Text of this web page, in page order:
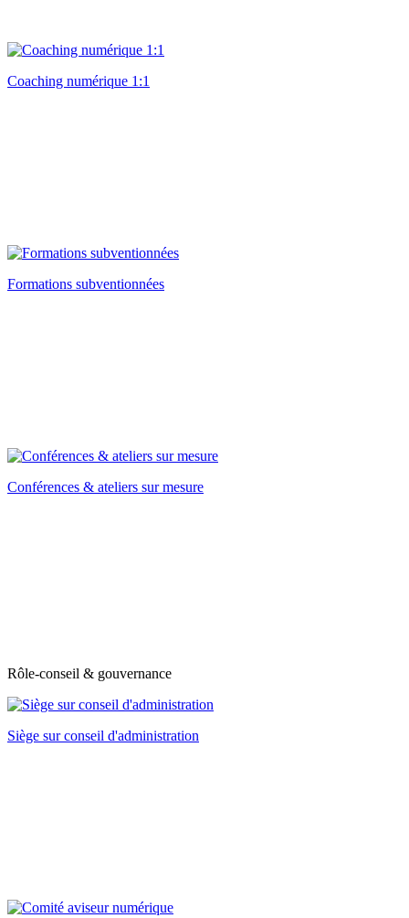
Coaching numérique 1:1
Formations subventionnées
Conférences & ateliers sur mesure
Rôle-conseil & gouvernance
Siège sur conseil d'administration